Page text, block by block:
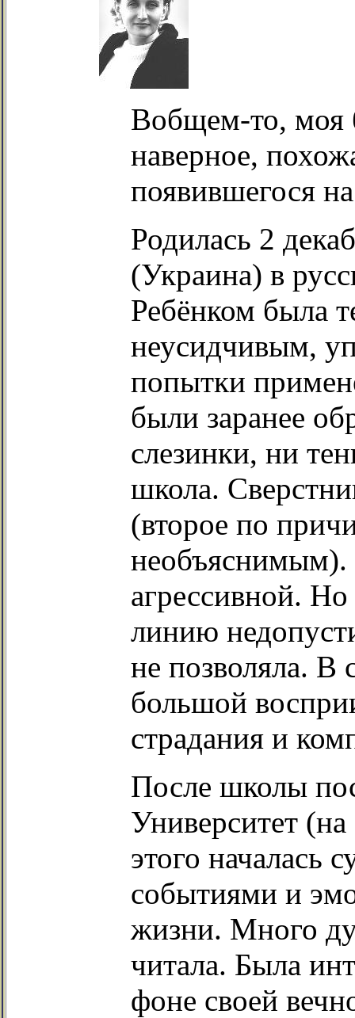
Вобщем-то, моя
наверное,
появившегося
Родилась 2
(Украина) в
Ребёнком была
неусидчивым,
попытки
были заранее
слезинки, ни
школа.
(второе по
необъяснимым).
агрессивной.
линию
не позволяла. В
большой
страдания и
После школы
Университет
этого началась
событиями и
жизни. Много
читала. Была
фоне своей